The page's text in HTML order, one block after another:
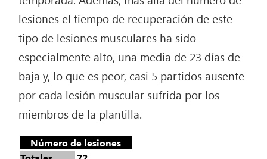
lesiones el tiempo de recuperación de este
tipo de lesiones musculares ha sido
especialmente alto, una media de 23 días de
baja y, lo que es peor, casi 5 partidos ausente
por cada lesión muscular sufrida por los
miembros de la plantilla.
Número de lesiones